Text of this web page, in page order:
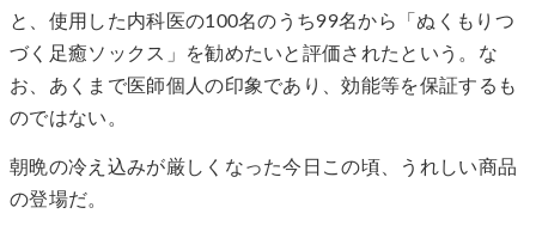
と、使用した内科医の100名のうち99名から「ぬくもりつ
づく足癒ソックス」を勧めたいと評価されたという。な
お、あくまで医師個人の印象であり、効能等を保証するも
のではない。
朝晩の冷え込みが厳しくなった今日この頃、うれしい商品
の登場だ。